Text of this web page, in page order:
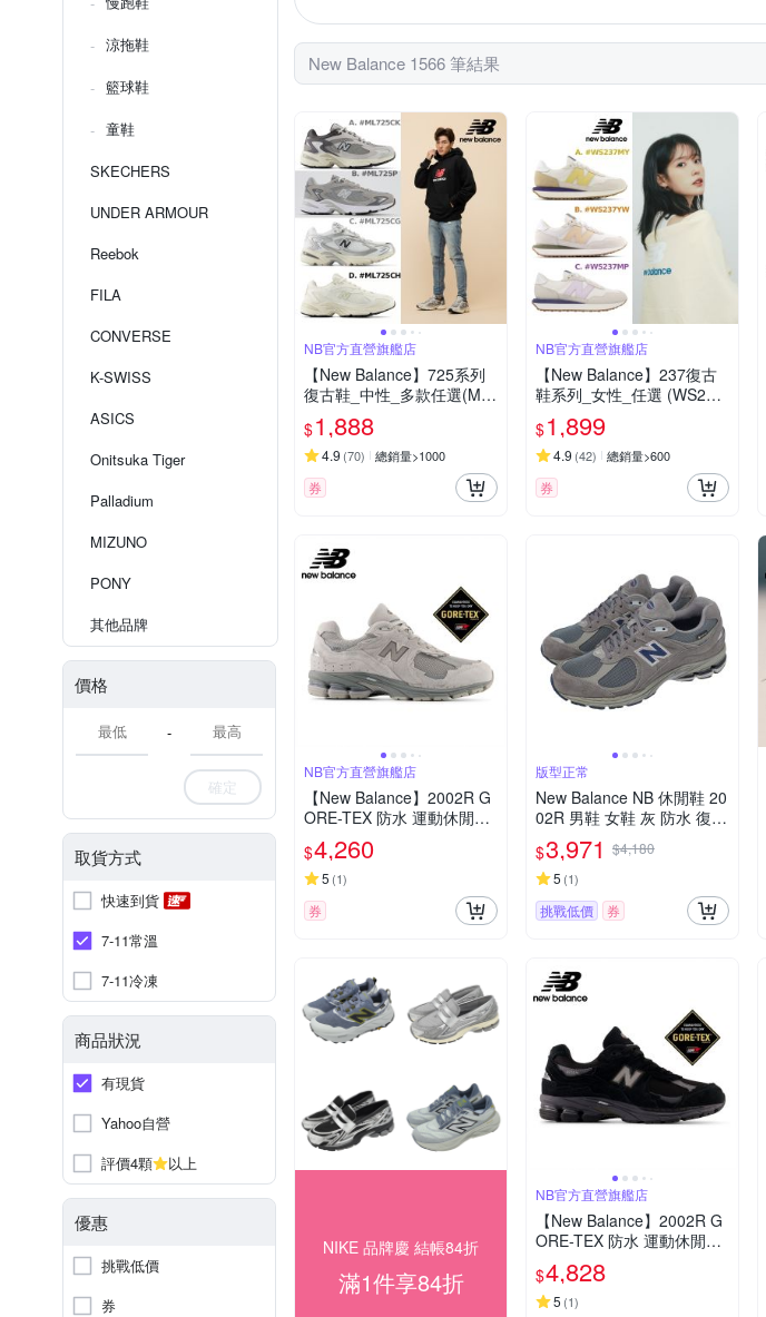
涼拖鞋
籃球鞋
童鞋
SKECHERS
UNDER ARMOUR
Reebok
FILA
CONVERSE
K-SWISS
ASICS
Onitsuka Tiger
Palladium
MIZUNO
PONY
其他品牌
價格
-
確定
取貨方式
快速到貨
7-11常溫
7-11冷凍
商品狀況
有現貨
Yahoo自營
評價4顆
以上
優惠
挑戰低價
券
New Balance 1566 筆結果
NB官方直營旗艦店
【New Balance】725系列
復古鞋_中性_多款任選(ML
725CK/ML725P/ML725CG/
ML725CH)(Y購/網路獨家)
$1,888
4.9 (70) 總銷量>1000
券
NB官方直營旗艦店
【New Balance】237復古
鞋系列_女性_任選 (WS237
MY/WS237YW)
$1,899
4.9 (42) 總銷量>600
券
NB官方直營旗艦店
【New Balance】2002R G
ORE-TEX 防水 運動休閒鞋
_中性_灰色_U200227R-D
楦
$4,260
5 (1)
券
版型正常
New Balance NB 休閒鞋 20
02R 男鞋 女鞋 灰 防水 復古
老爹鞋 NB GORE-TEX M20
02RXC-D
$3,971 $4,180
5 (1)
挑戰低價 券
NIKE 品牌慶 結帳84折
滿1件享84折
NB官方直營旗艦店
【New Balance】2002R G
ORE-TEX 防水 運動休閒鞋
_中性_黑灰色_U20023MB-
D楦
$4,828
5 (1)